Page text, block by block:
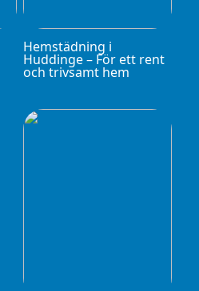
Hemstädning i
Huddinge – För ett rent
och trivsamt hem